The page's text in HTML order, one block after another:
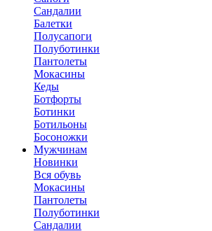
Сандалии
Балетки
Полусапоги
Полуботинки
Пантолеты
Мокасины
Кеды
Ботфорты
Ботинки
Ботильоны
Босоножки
Мужчинам
Новинки
Вся обувь
Мокасины
Пантолеты
Полуботинки
Сандалии